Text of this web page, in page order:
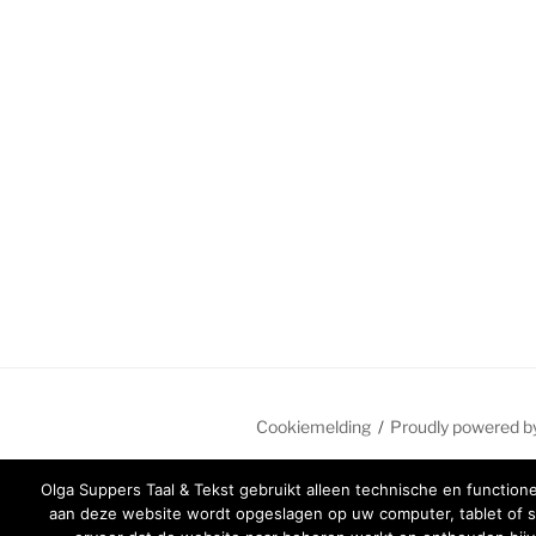
Cookiemelding Proudly powered
Olga Suppers Taal & Tekst gebruikt alleen technische en
aan deze website wordt opgeslagen op uw computer, tablet of